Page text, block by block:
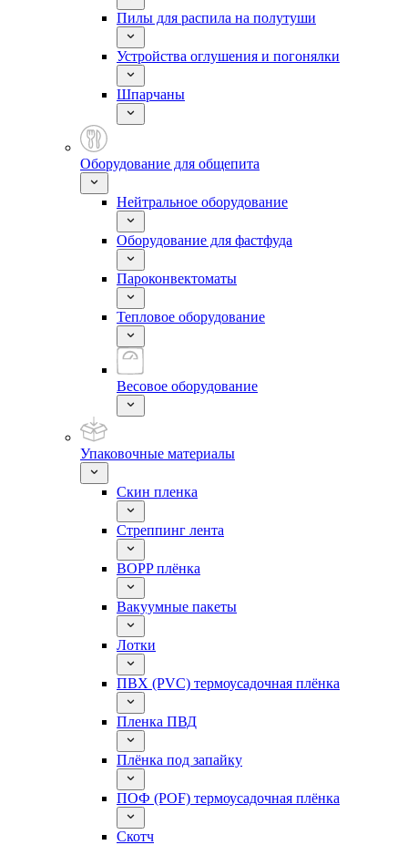
Пилы для распила на полутуши
Устройства оглушения и погонялки
Шпарчаны
Оборудование для общепита
Нейтральное оборудование
Оборудование для фастфуда
Пароконвектоматы
Тепловое оборудование
Весовое оборудование
Упаковочные материалы
Скин пленка
Стреппинг лента
BOPP плёнка
Вакуумные пакеты
Лотки
ПВХ (PVC) термоусадочная плёнка
Пленка ПВД
Плёнка под запайку
ПОФ (POF) термоусадочная плёнка
Скотч